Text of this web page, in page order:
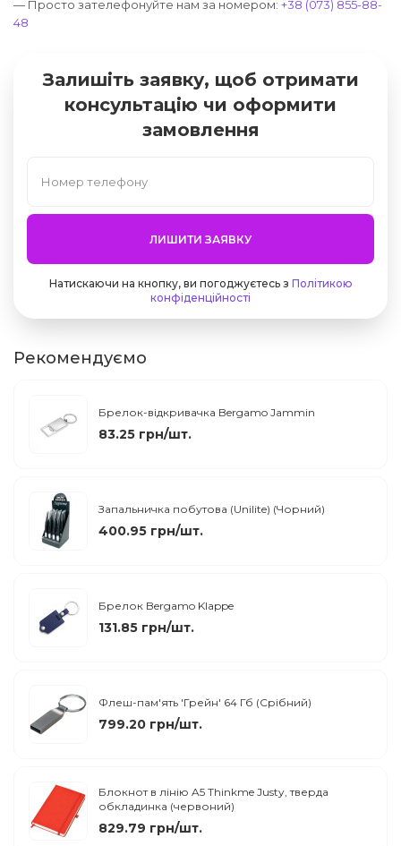
— Просто зателефонуйте нам за номером: +38 (073) 855-88-
48
Залишіть заявку, щоб отримати
консультацію чи оформити
замовлення
ЛИШИТИ ЗАЯВКУ
Натискаючи на кнопку, ви погоджуєтесь з Політикою
конфіденційності
Рекомендуємо
Брелок-відкривачка Bergamo Jammin
83.25 грн/шт.
Запальничка побутова (Unilite) (Чорний)
400.95 грн/шт.
Брелок Bergamo Klappe
131.85 грн/шт.
Флеш-пам'ять 'Грейн' 64 Гб (Срібний)
799.20 грн/шт.
Блокнот в лінію A5 Thinkme Justy, тверда
обкладинка (червоний)
829.79 грн/шт.